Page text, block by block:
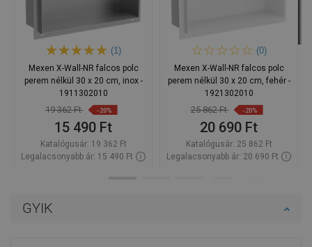
GYIK
(1)
Mexen X-Wall-NR falcos polc
perem nélkül 30 x 20 cm, inox -
1911302010
19 362 Ft -20%
15 490 Ft
Katalógusár: 19 362 Ft
Legalacsonyabb ár: 15 490 Ft
(0)
Mexen X-Wall-NR falcos polc
perem nélkül 30 x 20 cm, fehér -
1921302010
25 862 Ft -20%
20 690 Ft
Katalógusár: 25 862 Ft
Legalacsonyabb ár: 20 690 Ft